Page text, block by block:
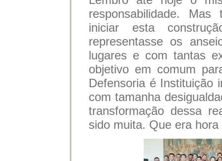
responsabilidade.
iniciar esta
representasse os
lugares e com tantas
objetivo em comum
Defensoria é Instituição
com tamanha
transformação dessa
sido muita. Que era